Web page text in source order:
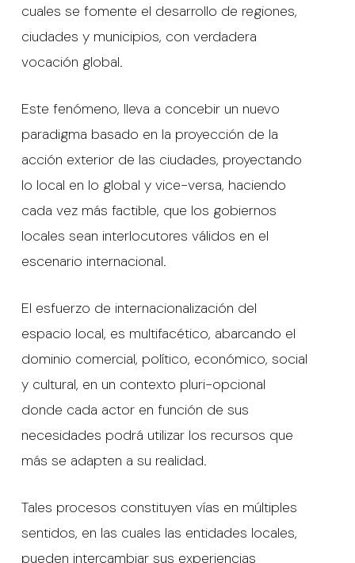
cuales se fomente el desarrollo de regiones,
ciudades y municipios, con verdadera
vocación global.
Este fenómeno, lleva a concebir un nuevo
paradigma basado en la proyección de la
acción exterior de las ciudades, proyectando
lo local en lo global y vice-versa, haciendo
cada vez más factible, que los gobiernos
locales sean interlocutores válidos en el
escenario internacional.
El esfuerzo de internacionalización del
espacio local, es multifacético, abarcando el
dominio comercial, político, económico, social
y cultural, en un contexto pluri-opcional
donde cada actor en función de sus
necesidades podrá utilizar los recursos que
más se adapten a su realidad.
Tales procesos constituyen vías en múltiples
sentidos, en las cuales las entidades locales,
pueden intercambiar sus experiencias